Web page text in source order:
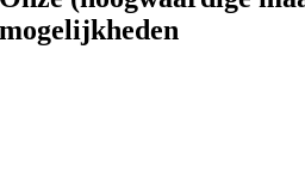
mogelijkheden